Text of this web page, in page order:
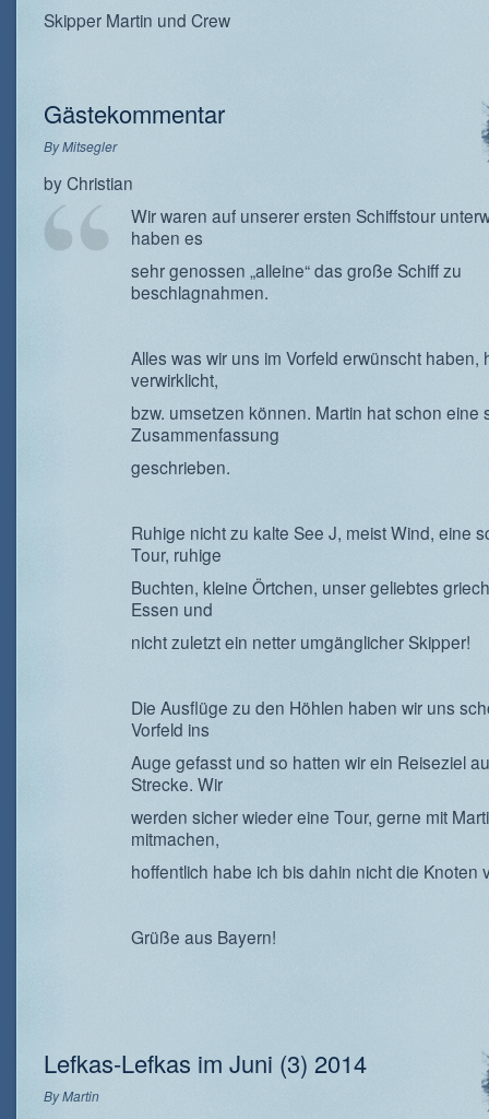
Skipper Martin und Crew
Gästekommentar
ByMitsegler
by Christian
Wir waren auf unserer ersten Schiffstour
haben es
sehr genossen „alleine“ das große Schiff zu
beschlagnahmen.
Alles was wir uns im Vorfeld erwünscht haben,
verwirklicht,
bzw. umsetzen können. Martin hat schon eine
Zusammenfassung
geschrieben.
Ruhige nicht zu kalte See J, meist Wind, eine
Tour, ruhige
Buchten, kleine Örtchen, unser geliebtes
Essen und
nicht zuletzt ein netter umgänglicher Skipper!
Die Ausflüge zu den Höhlen haben wir uns
Vorfeld ins
Auge gefasst und so hatten wir ein Reiseziel
Strecke. Wir
werden sicher wieder eine Tour, gerne mit
mitmachen,
hoffentlich habe ich bis dahin nicht die Knoten
Grüße aus Bayern!
Lefkas-Lefkas im Juni (3) 2014
ByMartin